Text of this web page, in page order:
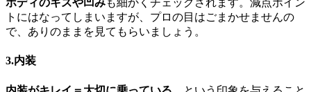
ボディのキズや凹みも細かくチェックされます。減点ポイン
トにはなってしまいますが、プロの目はごまかせませんの
で、ありのままを見てもらいましょう。
3.内装